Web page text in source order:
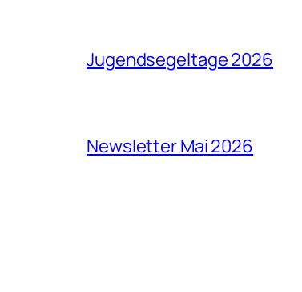
Jugendsegeltage 2026
Newsletter Mai 2026